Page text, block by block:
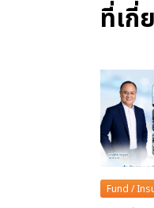
ที่เกี่
Fund /